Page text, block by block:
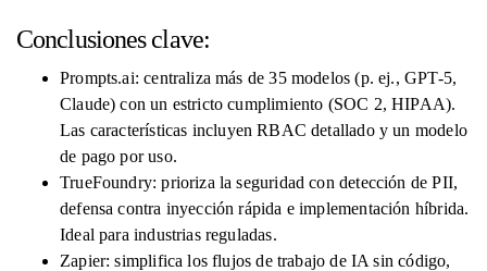
Conclusiones clave:
Prompts.ai: centraliza más de 35 modelos (p. ej., GPT-5,
Claude) con un estricto cumplimiento (SOC 2, HIPAA).
Las características incluyen RBAC detallado y un modelo
de pago por uso.
TrueFoundry: prioriza la seguridad con detección de PII,
defensa contra inyección rápida e implementación híbrida.
Ideal para industrias reguladas.
Zapier: simplifica los flujos de trabajo de IA sin código,